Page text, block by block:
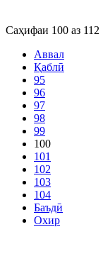
Саҳифаи 100 аз 112
Аввал
Қаблӣ
95
96
97
98
99
100
101
102
103
104
Баъдӣ
Охир